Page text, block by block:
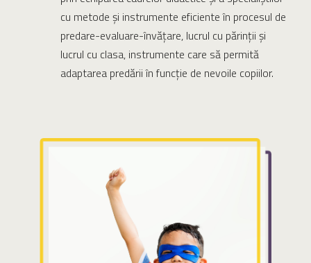
cu metode și instrumente eficiente în procesul de
predare-evaluare-învățare, lucrul cu părinții și
lucrul cu clasa, instrumente care să permită
adaptarea predării în funcție de nevoile copiilor.